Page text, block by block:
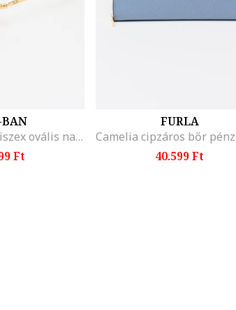
A$AP ROCKY uniszex ovális napszemüveg logós részlettel, Aranyszín/Barna
Ft
FURLA
40.599 Ft